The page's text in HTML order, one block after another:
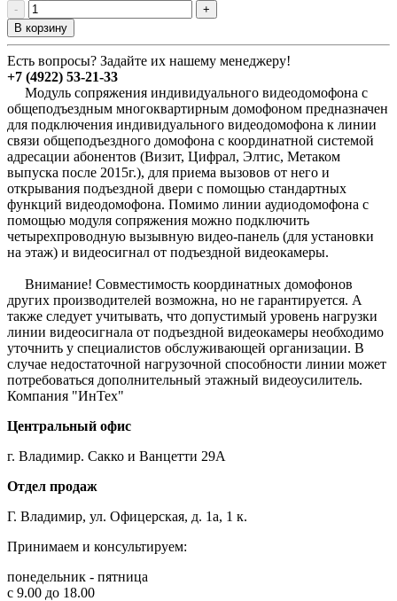
-
+
В корзину
Есть вопросы? Задайте их нашему менеджеру!
+7 (4922) 53-21-33
Модуль сопряжения индивидуального видеодомофона с
общеподъездным многоквартирным домофоном предназначен
для подключения индивидуального видеодомофона к линии
связи общеподъездного домофона с координатной системой
адресации абонентов (Визит, Цифрал, Элтис, Метаком
выпуска после 2015г.), для приема вызовов от него и
открывания подъездной двери с помощью стандартных
функций видеодомофона. Помимо линии аудиодомофона с
помощью модуля сопряжения можно подключить
четырехпроводную вызывную видео-панель (для установки
на этаж) и видеосигнал от подъездной видеокамеры.
Внимание! Совместимость координатных домофонов
других производителей возможна, но не гарантируется. А
также следует учитывать, что допустимый уровень нагрузки
линии видеосигнала от подъездной видеокамеры необходимо
уточнить у специалистов обслуживающей организации. В
случае недостаточной нагрузочной способности линии может
потребоваться дополнительный этажный видеоусилитель.
Компания "ИнТех"
Центральный офис
г. Владимир. Сакко и Ванцетти 29А
Отдел продаж
Г. Владимир, ул. Офицерская, д. 1а, 1 к.
Принимаем и консультируем:
понедельник - пятница
с 9.00 до 18.00